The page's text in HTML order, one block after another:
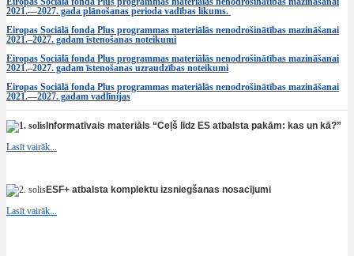
2021.—2027. gada plānošanas perioda vadības likums.
Eiropas Sociālā fonda Plus programmas materiālās nenodrošinātības mazināšanai
2021.–2027. gadam īstenošanas noteikumi
Eiropas Sociālā fonda Plus programmas materiālās nenodrošinātības mazināšanai
2021.–2027. gadam īstenošanas uzraudzības noteikumi
Eiropas Sociālā fonda Plus programmas materiālās nenodrošinātības mazināšanai
2021.—2027. gadam vadlīnijas
Informatīvais materiāls “Ceļš līdz ES atbalsta pakām: kas un kā?”
Lasīt vairāk...
ESF+ atbalsta komplektu izsniegšanas nosacījumi
Lasīt vairāk...